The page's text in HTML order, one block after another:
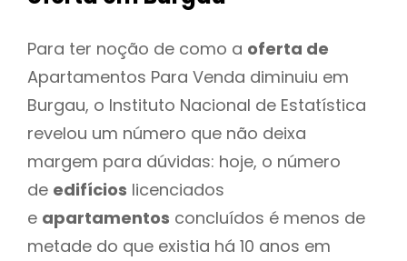
Para ter noção de como a oferta de
Apartamentos Para Venda diminuiu em
Burgau, o Instituto Nacional de Estatística
revelou um número que não deixa
margem para dúvidas: hoje, o número
de edifícios licenciados
e apartamentos concluídos é menos de
metade do que existia há 10 anos em